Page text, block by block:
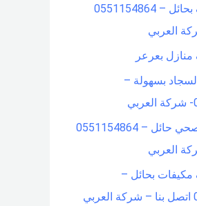
شركة تنظيف بحائل – 0551154864
العربي
بعرعر
بسهولة –
وايت صرف صحي حائل – 0551154864
العربي
بحائل –